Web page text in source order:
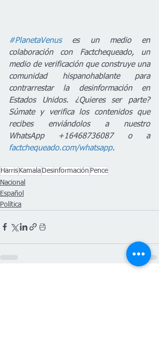
#PlanetaVenus es un medio en
colaboración con Factchequeado, un
medio de verificación que construye una
comunidad hispanohablante para
contrarrestar la desinformación en
Estados Unidos. ¿Quieres ser parte?
Súmate y verifica los contenidos que
recibes enviándolos a nuestro
WhatsApp +16468736087 o a
factchequeado.com/whatsapp.
Harris Kamala Desinformación Pence
Nacional
Español
Política